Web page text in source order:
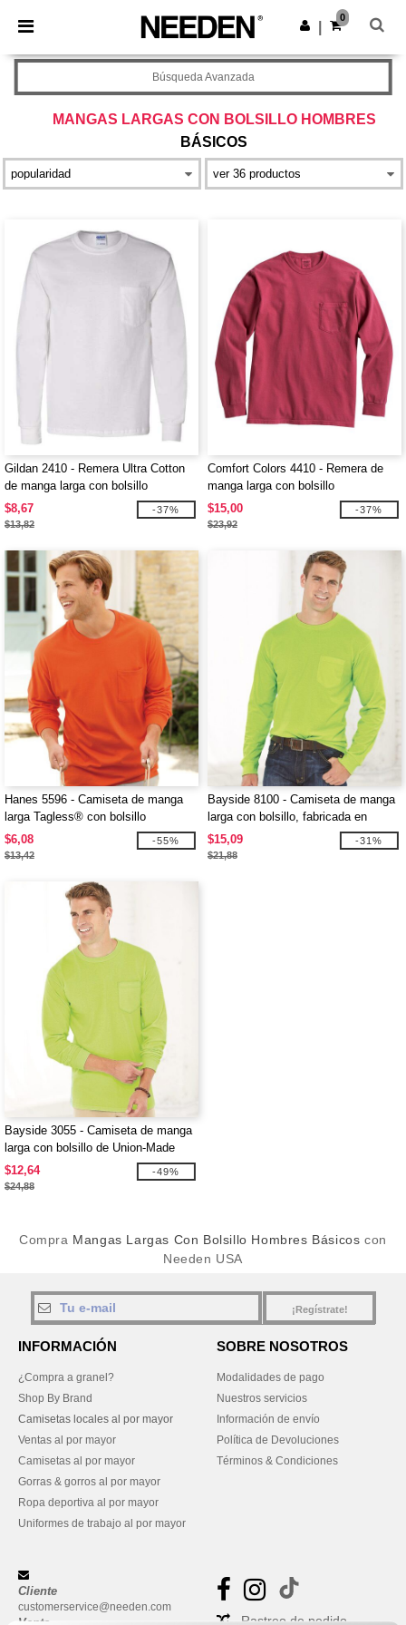
× App de Needen
¡Mejores precios en app!
Descargar app
0
MANGAS LARGAS CON BOLSILLO HOMBRES
BÁSICOS
Búsqueda Avanzada
Gildan 2410 - Remera Ultra Cotton
de manga larga con bolsillo
$8,67
$13,82
-37%
Comfort Colors 4410 - Remera de
manga larga con bolsillo
$15,00
$23,92
-37%
Hanes 5596 - Camiseta de manga
larga Tagless® con bolsillo
$6,08
$13,42
-55%
Bayside 8100 - Camiseta de manga
larga con bolsillo, fabricada en
EE.UU.
$15,09
$21,88
-31%
Bayside 3055 - Camiseta de manga
larga con bolsillo de Union-Made
$12,64
$24,88
-49%
Compra Mangas Largas Con Bolsillo Hombres Básicos con
Needen USA
¡Regístrate!
INFORMACIÓN
¿Compra a granel?
Shop By Brand
Camisetas locales al por mayor
Ventas al por mayor
Camisetas al por mayor
Gorras & gorros al por mayor
Ropa deportiva al por mayor
Uniformes de trabajo al por mayor
SOBRE NOSOTROS
Modalidades de pago
Nuestros servicios
Información de envío
Política de Devoluciones
Términos & Condiciones
Cliente
customerservice@needen.com
Rastreo de pedido